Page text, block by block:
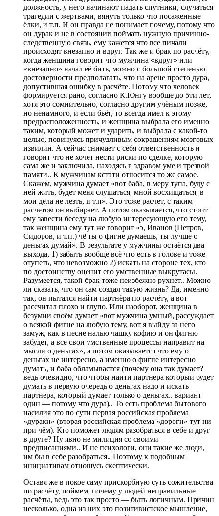
должность, у него начинают падать спутники, случаться
трагедии с жертвами, вянуть только что посаженные
ёлки, и т.п. И он правда не понимает почему, потому что
он дурак и не в состоянии поймать нужную причинно-
следственную связь, ему кажется что все пичали
происходят внезапно и вдруг. Так же и брак по расчёту,
когда женщина говорит что мужчина «вдруг» или
«внезапно» начал её бить, можно с большой степенью
достоверности предполагать, что на арене просто дура,
допустившая ошибку в расчёте. Потому что человек
формируется рано, согласно К.Юнгу вообще до 5ти лет,
хотя это сомнительно, согласно другим учёным позже,
но ненамного, и если бьёт, то всегда имел к этому
предрасположенность, и женщина выбрала его именно
таким, который может и ударить, и выбрала с какой-то
целью, повинуясь причудливым сокращениям мозговых
извилин. А сейчас снимает с себя ответственность и
говорит что не хочет нести риски по сделке, которую
сама же и заключила, находясь в здравом уме и трезвой
памяти.. К мужчинам кстати относится то же самое.
Скажем, мужчина думает «вот баба, в меру тупа, буду с
ней жить, будет меня слушаться, мной восхищаться, в
мои дела не лезть, и т.п». Это тоже расчет, с таким
расчетом он выбирает. А потом оказывается, что стоит
ему завести беседу на любую интересующую его тему,
так женщина ему тут же говорит «э, Иванов (Петров,
Сидоров, и т.п.) чё ты о фигне думаешь, ты лучше о
деньгах думай». В результате у мужчины остаётся два
выхода, 1) забыть вообще всё что есть в голове и тоже
отупеть, что невозможно 2) искать на стороне тех, кто
по достоинству оценит его умственные выкрутасы.
Разумеется, такой брак тоже неизбежно рухнет.. Можно
ли сказать, что он сам создал такую жизнь? Да, именно
так, он пытался найти партнёра по расчёту, а вот
рассчитал плохо и глупо. Или наоборот, женщина в
безумии своём думает «вот мужчина умный, рассуждает
о всякой фигне на любую тему, вот я выйду за него
замуж, как в песне налью чашку кофию и он фигню
забудет, а все свои умственные процессы направит на
мысли о деньгах», а потом оказывается что ему о
деньгах не интересно, а именно о фигне интересно
думать, и баба обламывается (почему она так думает?
ведь очевидно, что чтобы найти партнера который будет
думать в первую очередь о деньгах надо и искать
партнера, который думает только о деньгах.. вариант
один — потому что дура).. То есть проблема бытового
насилия это по сути первая российская проблема
«дураки» (вторая российская проблема «дороги» тут ни
при чём). Кто поможет людям разобраться в себе и друг
в друге? Ну явно не милиция со своими
предписаниями.. И не психологи, они такие же люди,
им бы в себе разобраться.. Поэтому к подобным
инициативам отношусь скептически.
Оставя же в покое саму прискорбную суть сожительства
по расчёту, поймем, почему у людей неправильные
расчёты, ведь это так просто — быть логичным. Причин
несколько, одна из них это позитивистское мышление,